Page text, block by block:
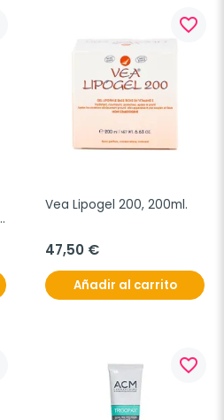
favorite_border
Vea Lipogel 200, 200ml.
47,50 €
Añadir al carrito
favorite_border